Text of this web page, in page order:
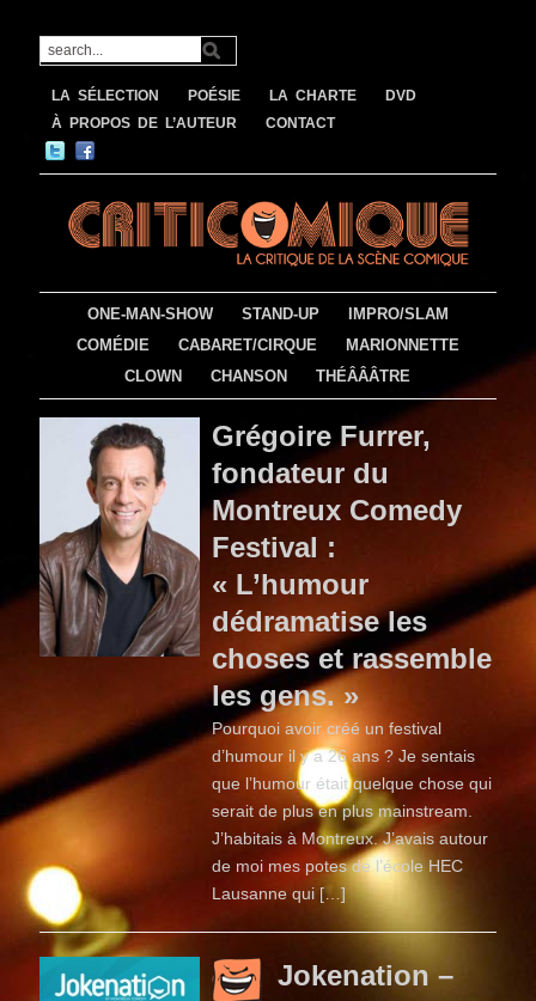
LA SÉLECTION POÉSIE LA CHARTE
DVD
À PROPOS DE L’AUTEUR
CONTACT
ONE-MAN-SHOW STAND-UP
IMPRO/SLAM
COMÉDIE
CABARET/CIRQUE
MARIONNETTE
CLOWN
CHANSON THÉÂÂÂTRE
Grégoire Furrer,
fondateur du
Montreux Comedy
Festival :
« L’humour
dédramatise les
choses et rassemble
les gens. »
Pourquoi avoir créé un festival
d’humour il y a 26 ans ? Je sentais
que l’humour était quelque chose qui
serait de plus en plus mainstream.
J’habitais à Montreux. J’avais autour
de moi mes potes de l’école HEC
Lausanne qui […]
Jokenation –